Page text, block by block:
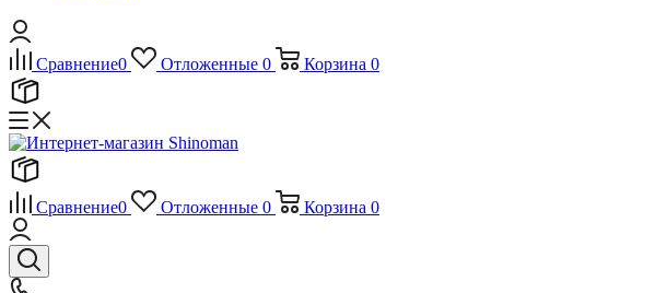
Сравнение0 Отложенные 0 Корзина 0
Сравнение0 Отложенные 0 Корзина 0